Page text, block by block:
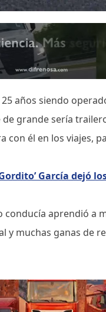
años siendo
grande sería
con él en los viajes,
Gordito’ García dejó
conducía aprendió a
y muchas ganas de